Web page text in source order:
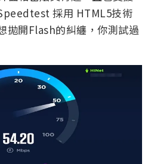
採用 HTML5技術
拋開Flash的糾纏，你測試過